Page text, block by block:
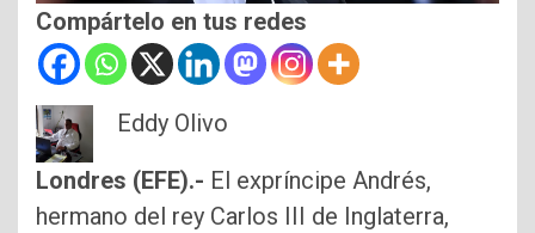
Compártelo en tus redes
Eddy Olivo
Londres (EFE).- El expríncipe Andrés,
hermano del rey Carlos III de Inglaterra,